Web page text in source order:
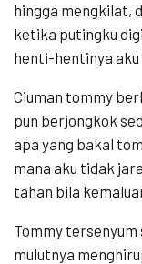
hingga mengkilat,
ketika putingku
henti-hentinya aku
Ciuman tommy
pun berjongkok
apa yang bakal
mana aku tidak
tahan bila
Tommy
mulutnya